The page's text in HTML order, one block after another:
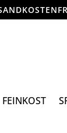
FEINKOST